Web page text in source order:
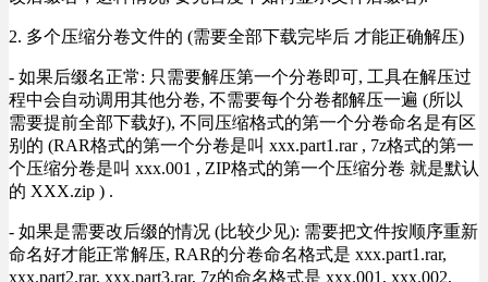
2. 多个压缩分卷文件的 (需要全部下载完毕后 才能正确解压)
- 如果后缀名正常: 只需要解压第一个分卷即可, 工具在解压过
程中会自动调用其他分卷, 不需要每个分卷都解压一遍 (所以
需要提前全部下载好), 不同压缩格式的第一个分卷命名是有区
别的 (RAR格式的第一个分卷是叫 xxx.part1.rar , 7z格式的第一
个压缩分卷是叫 xxx.001 , ZIP格式的第一个压缩分卷 就是默认
的 XXX.zip ) .
- 如果是需要改后缀的情况 (比较少见): 需要把文件按顺序重新
命名好才能正常解压, RAR的分卷命名格式是 xxx.part1.rar,
xxx.part2.rar, xxx.part3.rar, 7z的命名格式是 xxx.001, xxx.002,